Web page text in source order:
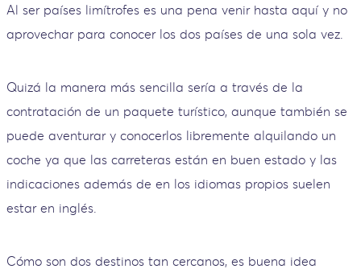
Al ser países limítrofes es una pena venir hasta aquí y no
aprovechar para conocer los dos países de una sola vez.
Quizá la manera más sencilla sería a través de la
contratación de un paquete turístico, aunque también se
puede aventurar y conocerlos libremente alquilando un
coche ya que las carreteras están en buen estado y las
indicaciones además de en los idiomas propios suelen
estar en inglés.
Cómo son dos destinos tan cercanos, es buena idea